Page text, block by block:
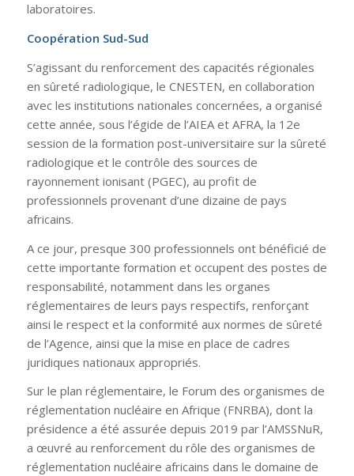
laboratoires.
Coopération Sud-Sud
S’agissant du renforcement des capacités régionales
en sûreté radiologique, le CNESTEN, en collaboration
avec les institutions nationales concernées, a organisé
cette année, sous l’égide de l’AIEA et AFRA, la 12e
session de la formation post-universitaire sur la sûreté
radiologique et le contrôle des sources de
rayonnement ionisant (PGEC), au profit de
professionnels provenant d’une dizaine de pays
africains.
A ce jour, presque 300 professionnels ont bénéficié de
cette importante formation et occupent des postes de
responsabilité, notamment dans les organes
réglementaires de leurs pays respectifs, renforçant
ainsi le respect et la conformité aux normes de sûreté
de l’Agence, ainsi que la mise en place de cadres
juridiques nationaux appropriés.
Sur le plan réglementaire, le Forum des organismes de
réglementation nucléaire en Afrique (FNRBA), dont la
présidence a été assurée depuis 2019 par l’AMSSNuR,
a œuvré au renforcement du rôle des organismes de
réglementation nucléaire africains dans le domaine de